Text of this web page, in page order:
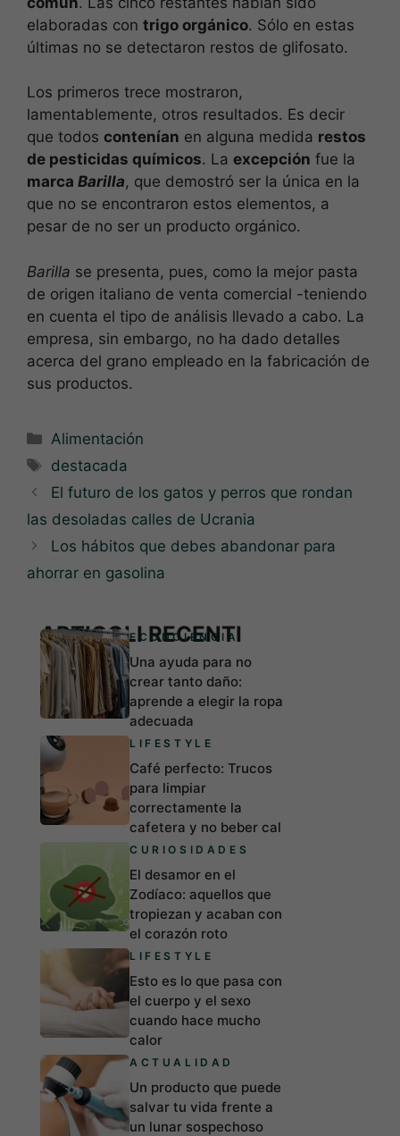
elaboradas con trigo orgánico. Sólo en estas
últimas no se detectaron restos de glifosato.
Los primeros trece mostraron,
lamentablemente, otros resultados. Es decir
que todos contenían en alguna medida restos
de pesticidas químicos. La excepción fue la
marca Barilla, que demostró ser la única en la
que no se encontraron estos elementos, a
pesar de no ser un producto orgánico.
Barilla se presenta, pues, como la mejor pasta
de origen italiano de venta comercial -teniendo
en cuenta el tipo de análisis llevado a cabo. La
empresa, sin embargo, no ha dado detalles
acerca del grano empleado en la fabricación de
sus productos.
Categorías
Alimentación
Etiquetas
destacada
El futuro de los gatos y perros que rondan
las desoladas calles de Ucrania
Los hábitos que debes abandonar para
ahorrar en gasolina
ARTICOLI RECENTI
ECONCIENCIA
Una ayuda para no
crear tanto daño:
aprende a elegir la ropa
adecuada
LIFESTYLE
Café perfecto: Trucos
para limpiar
correctamente la
cafetera y no beber cal
CURIOSIDADES
El desamor en el
Zodíaco: aquellos que
tropiezan y acaban con
el corazón roto
LIFESTYLE
Esto es lo que pasa con
el cuerpo y el sexo
cuando hace mucho
calor
ACTUALIDAD
Un producto que puede
salvar tu vida frente a
un lunar sospechoso